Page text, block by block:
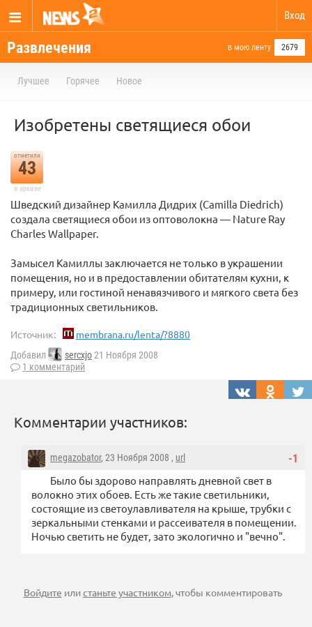
Вход
Развлечения в мою ленту 2679
Лучшее Горячее Новое
Изобретены светящиеся обои
отметили
43
в архиве
Шведский дизайнер Камилла Дидрих (Camilla Diedrich)
создала светящиеся обои из оптоволокна — Nature Ray
Charles Wallpaper.
Замысел Камиллы заключается не только в украшении
помещения, но и в предоставлении обитателям кухни, к
примеру, или гостиной ненавязчивого и мягкого света без
традиционных светильников.
Источник: membrana.ru/lenta/?8880
Добавил sercxjo21 Ноября 2008
1 комментарий
Комментарии участников:
-1
megazobator, 23 Ноября 2008 , url
Было бы здорово направлять дневной свет в
волокно этих обоев. Есть же такие светильники,
состоящие из светоулавливателя на крыше, трубки с
зеркальными стенками и рассеивателя в помещении.
Ночью светить не будет, зато экологично и "вечно".
Войдите илистаньте участником, чтобы комментировать